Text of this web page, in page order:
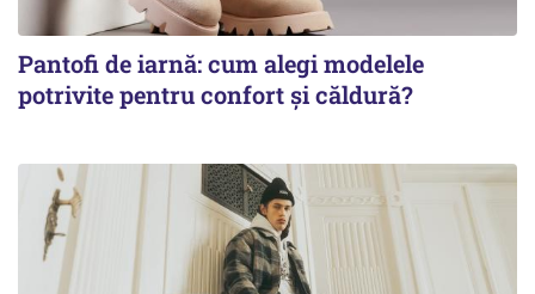
Pantofi de iarnă: cum alegi modelele
potrivite pentru confort și căldură?